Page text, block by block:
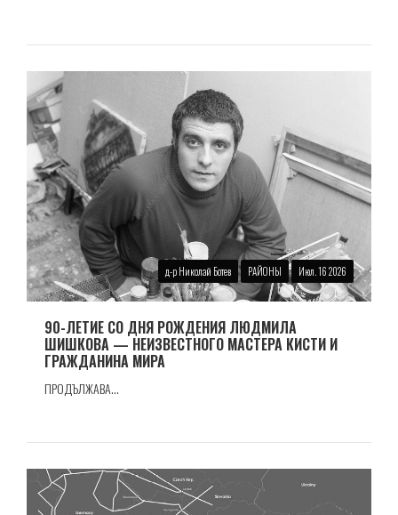
д-р Николай Ботев РАЙОНЫ Июл. 16 2026
90-ЛЕТИЕ СО ДНЯ РОЖДЕНИЯ ЛЮДМИЛА
ШИШКОВА — НЕИЗВЕСТНОГО МАСТЕРА КИСТИ И
ГРАЖДАНИНА МИРА
ПРОДЪЛЖАВА...